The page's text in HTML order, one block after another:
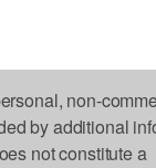
non-
by additional
not constitute a